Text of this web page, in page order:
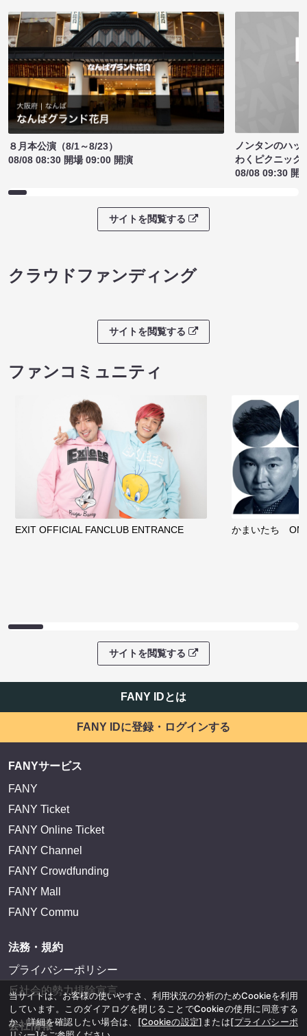
８月本公演（8/1～8/23）
08/08 08:30 開場 09:00 開演
ノンタンのハッ
わくピクニック
08/08 09:30 開
サイトを閲覧する
クラウドファンディング
サイトを閲覧する
ファンコミュニティ
EXIT OFFICIAL FANCLUB ENTRANCE かまいたち
サイトを閲覧する
FANY IDとは
FANY IDに登録・ログインする
FANYサービス
FANY
FANY Ticket
FANY Online Ticket
FANY Channel
FANY Crowdfunding
FANY Mall
FANY Commu
法務・規約
プライバシーポリシー
反社会的勢力排除宣言
会社情報
当サイトは、お客様の使いやすさ、利用状況の分析のためCookieを利用
しています。このダイアログを閉じることでCookieの使用に同意する
か、詳細を確認したい場合は、 [Cookieの設定] または[プライバシーポ